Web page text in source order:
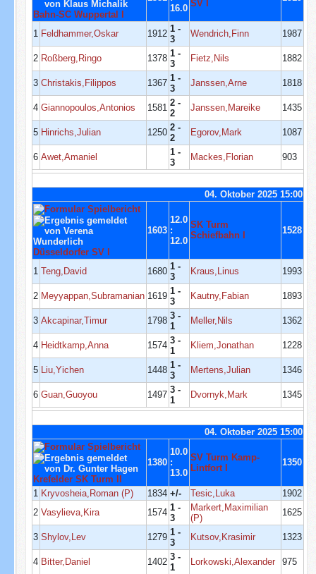
Bahn-SC Wuppertal I
16.0 SV I
1 Feldhammer,Oskar 1912 1 -
3
Wendrich,Finn 1987
2 Roßberg,Ringo 1378 1 -
3
Fietz,Nils 1882
3 Christakis,Filippos 1367 1 -
3
Janssen,Arne 1818
4 Giannopoulos,Antonios 1581 2 -
2
Janssen,Mareike 1435
5 Hinrichs,Julian 1250 2 -
2
Egorov,Mark 1087
6 Awet,Amaniel
1 -
3
Mackes,Florian 903
04. Oktober 2025 15:00
Düsseldorfer SV I
1603
12.0
:
12.0
SK Turm
Schiefbahn I
1528
1 Teng,David 1680 1 -
3
Kraus,Linus 1993
2 Meyyappan,Subramanian 1619 1 -
3
Kautny,Fabian 1893
3 Akcapinar,Timur 1798 3 -
1
Meller,Nils 1362
4 Heidtkamp,Anna 1574 3 -
1
Kliem,Jonathan 1228
5 Liu,Yichen 1448 1 -
3
Mertens,Julian 1346
6 Guan,Guoyou 1497 3 -
1
Dvornyk,Mark 1345
04. Oktober 2025 15:00
Krefelder SK Turm II
1380
10.0
:
13.0
SV Turm Kamp-
Lintfort I
1350
1 Kryvosheia,Roman (P) 1834 +/- Tesic,Luka
1902
2 Vasylieva,Kira 1574 1 -
3
Markert,Maximilian
(P)
1625
3 Shylov,Lev 1279 1 -
3
Kutsov,Krasimir 1323
4 Bitter,Daniel 1402 3 -
1
Lorkowski,Alexander 975